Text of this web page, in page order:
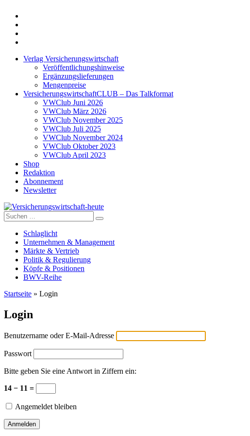
Verlag Versicherungswirtschaft
Veröffentlichungshinweise
Ergänzungslieferungen
Mengenpreise
VersicherungswirtschaftCLUB – Das Talkformat
VWClub Juni 2026
VWClub März 2026
VWClub November 2025
VWClub Juli 2025
VWClub November 2024
VWClub Oktober 2023
VWClub April 2023
Shop
Redaktion
Abonnement
Newsletter
Versicherungswirtschaft-heute
Suche
nach:
Schlaglicht
Unternehmen & Management
Märkte & Vertrieb
Politik & Regulierung
Köpfe & Positionen
BWV-Reihe
Startseite » Login
Login
Benutzername oder E-Mail-Adresse
Passwort
Bitte geben Sie eine Antwort in Ziffern ein:
14 − 11 =
Angemeldet bleiben